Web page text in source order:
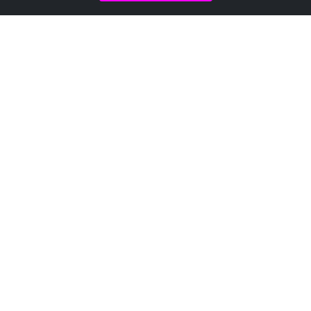
Umzug von Reutlingen nach Koblenz